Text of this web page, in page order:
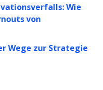
Wie
von
Wege zur Strategie